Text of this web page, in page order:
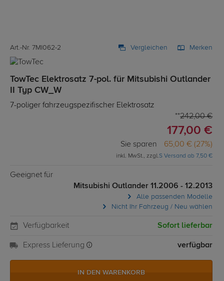
Art.-Nr. 7MI062-2 Vergleichen Merken
TowTec Elektrosatz 7-pol. für Mitsubishi Outlander
II Typ CW_W
7-poliger fahrzeugspezifischer Elektrosatz
242,00 €
177,00 €
Sie sparen 65,00 € (27%)
inkl. MwSt., zzgl.S Versand ab 7,50 €
Geeignet für
Mitsubishi Outlander 11.2006 - 12.2013
Alle passenden Modelle
Nicht Ihr Fahrzeug / Neu wählen
Verfügbarkeit Sofort lieferbar
Express Lieferung verfügbar
IN DEN WARENKORB